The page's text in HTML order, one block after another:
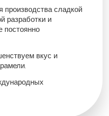
производства сладкой
разработки и
постоянно
вкус и